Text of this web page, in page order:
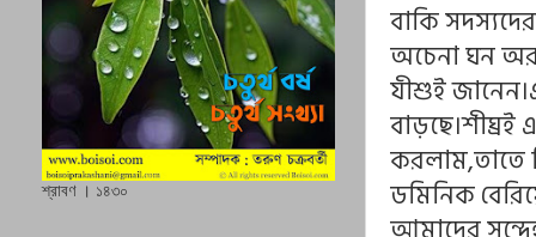
বাকি
অচেনা ঘন
যীশুই
করলাম,তাতে
ডমিনিক
শ্রাবণ । ১৪৩০